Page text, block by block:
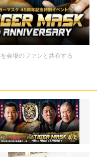
会場のファンと共有する